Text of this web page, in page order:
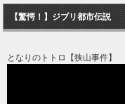
【驚愕！】ジブリ都市伝説
となりのトトロ【狭山事件】